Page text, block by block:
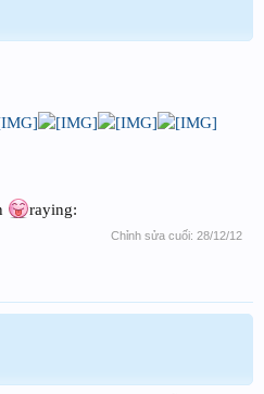
raying:
Chỉnh sửa cuối: 28/12/12